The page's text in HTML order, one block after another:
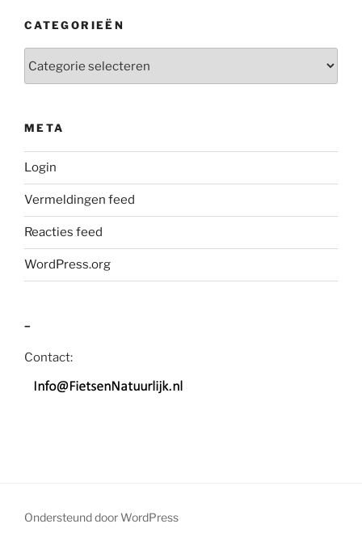
CATEGORIEËN
META
Login
Vermeldingen feed
Reacties feed
WordPress.org
–
Contact:
Ondersteund door WordPress